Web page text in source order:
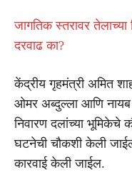
जागतिक स्तरावर
दरवाढ का?
केंद्रीय गृहमंत्री अमित
ओमर अब्दुल्ला आणि नायब
निवारण दलांच्या भूमिकेचे
घटनेची चौकशी केली
कारवाई केली जाईल.